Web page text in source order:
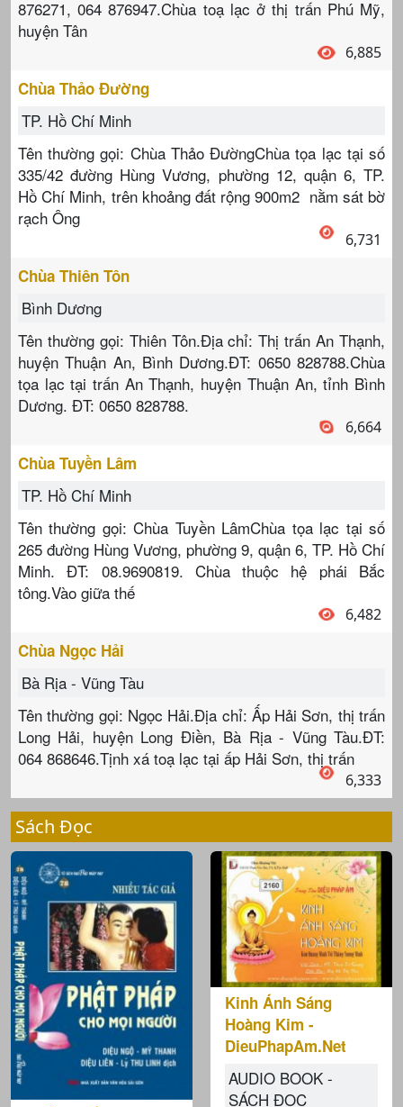
876271, 064 876947.Chùa toạ lạc ở thị trấn Phú Mỹ,
huyện Tân
6,885
Chùa Thảo Đường
TP. Hồ Chí Minh
Tên thường gọi: Chùa Thảo ĐườngChùa tọa lạc tại số
335/42 đường Hùng Vương, phường 12, quận 6, TP.
Hồ Chí Minh, trên khoảng đất rộng 900m2 nằm sát bờ
rạch Ông
6,731
Chùa Thiên Tôn
Bình Dương
Tên thường gọi: Thiên Tôn.Địa chỉ: Thị trấn An Thạnh,
huyện Thuận An, Bình Dương.ĐT: 0650 828788.Chùa
tọa lạc tại trấn An Thạnh, huyện Thuận An, tỉnh Bình
Dương. ĐT: 0650 828788.
6,664
Chùa Tuyền Lâm
TP. Hồ Chí Minh
Tên thường gọi: Chùa Tuyền LâmChùa tọa lạc tại số
265 đường Hùng Vương, phường 9, quận 6, TP. Hồ Chí
Minh. ĐT: 08.9690819. Chùa thuộc hệ phái Bắc
tông.Vào giữa thế
6,482
Chùa Ngọc Hải
Bà Rịa - Vũng Tàu
Tên thường gọi: Ngọc Hải.Địa chỉ: Ấp Hải Sơn, thị trấn
Long Hải, huyện Long Điền, Bà Rịa - Vũng Tàu.ĐT:
064 868646.Tịnh xá toạ lạc tại ấp Hải Sơn, thị trấn
6,333
Sách Đọc
Kinh Ánh Sáng
Hoàng Kim -
DieuPhapAm.Net
AUDIO BOOK -
SÁCH ĐỌC